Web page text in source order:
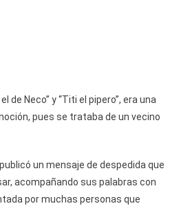
Neco” y “Titi el pipero”, era una
pues se trataba de un vecino
un mensaje de despedida que
acompañando sus palabras con
por muchas personas que